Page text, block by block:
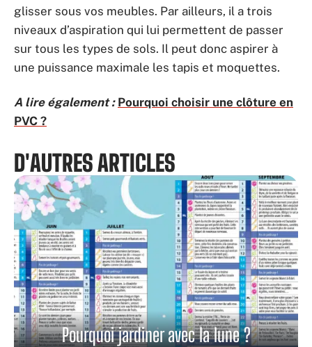
glisser sous vos meubles. Par ailleurs, il a trois
niveaux d’aspiration qui lui permettent de passer
sur tous les types de sols. Il peut donc aspirer à
une puissance maximale les tapis et moquettes.
A lire également : Pourquoi choisir une clôture en
PVC ?
D'AUTRES ARTICLES
Pourquoi jardiner avec la lune ?